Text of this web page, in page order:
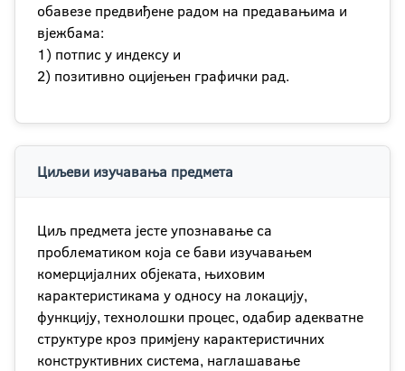
обавезе предвиђене радом на предавањима и
вјежбама:
1) потпис у индексу и
2) позитивно оцијењен графички рад.
Циљеви изучавања предмета
Циљ предмета јесте упознавање са
проблематиком која се бави изучавањем
комерцијалних објеката, њиховим
карактеристикама у односу на локацију,
функцију, технолошки процес, одабир адекватне
структуре кроз примјену карактеристичних
конструктивних система, наглашавање